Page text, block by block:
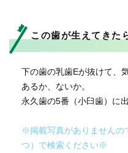
この歯が生えてきた
下の歯の乳歯Eが抜けて、
あるか、ないか。
永久歯の5番（小臼歯）に
※掲載写真がありませんの
つ）で検索ください※